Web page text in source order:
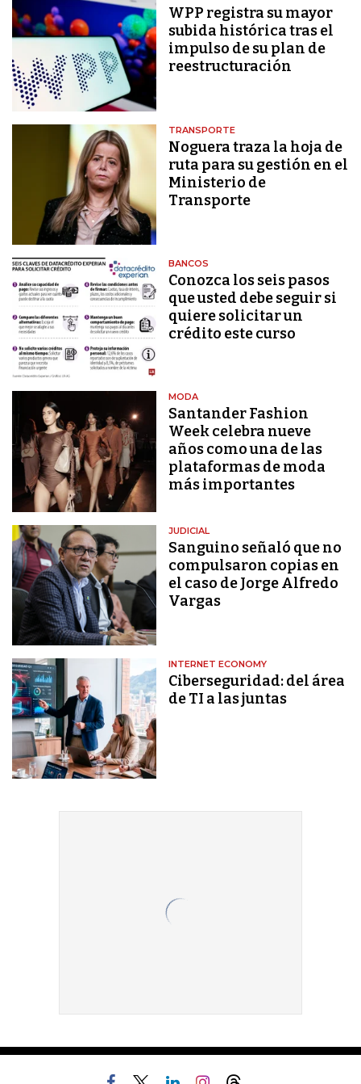
WPP registra su mayor
subida histórica tras el
impulso de su plan de
reestructuración
TRANSPORTE
Noguera traza la hoja de
ruta para su gestión en el
Ministerio de
Transporte
BANCOS
Conozca los seis pasos
que usted debe seguir si
quiere solicitar un
crédito este curso
MODA
Santander Fashion
Week celebra nueve
años como una de las
plataformas de moda
más importantes
JUDICIAL
Sanguino señaló que no
compulsaron copias en
el caso de Jorge Alfredo
Vargas
INTERNET ECONOMY
Ciberseguridad: del área
de TI a las juntas